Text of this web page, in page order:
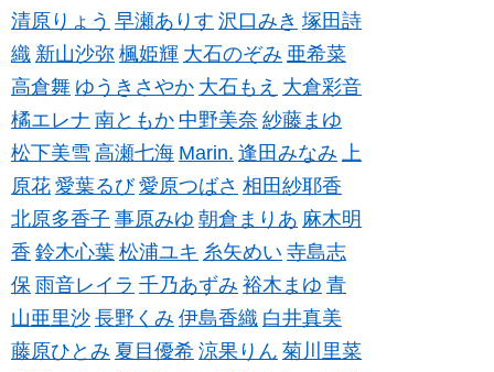
清原りょう 早瀬ありす 沢口みき 塚田詩
織 新山沙弥 楓姫輝 大石のぞみ 亜希菜
高倉舞 ゆうきさやか 大石もえ 大倉彩音
橘エレナ 南ともか 中野美奈 紗藤まゆ
松下美雪 高瀬七海 Marin. 逢田みなみ 上
原花 愛葉るび 愛原つばさ 相田紗耶香
北原多香子 事原みゆ 朝倉まりあ 麻木明
香 鈴木心葉 松浦ユキ 糸矢めい 寺島志
保 雨音レイラ 千乃あずみ 裕木まゆ 青
山亜里沙 長野くみ 伊島香織 白井真美
藤原ひとみ 夏目優希 涼果りん 菊川里菜